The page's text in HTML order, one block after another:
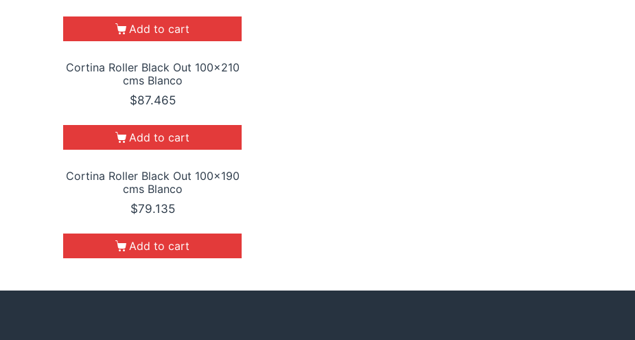
Add to cart
Cortina Roller Black Out 100×210
cms Blanco
$87.465
Add to cart
Cortina Roller Black Out 100×190
cms Blanco
$79.135
Add to cart